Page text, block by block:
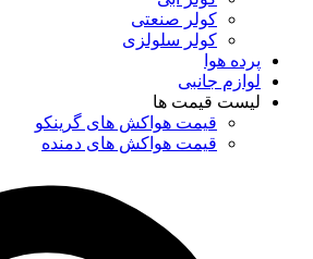
کولر صنعتی
کولر سلولزی
پرده هوا
لوازم جانبی
لیست قیمت ها
قیمت هواکش های گرینکو
قیمت هواکش های دمنده